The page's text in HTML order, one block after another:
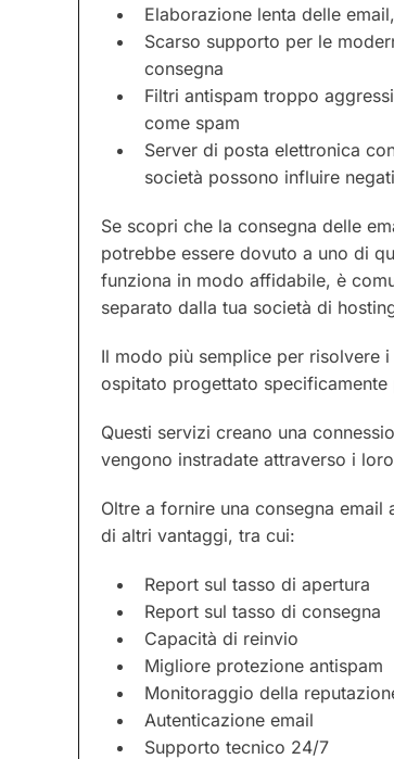
Elaborazione lenta delle
Scarso supporto per le
consegna
Filtri antispam troppo
come spam
Server di posta elettronica
società possono influire
Se scopri che la consegna delle
potrebbe essere dovuto a uno di
funziona in modo affidabile, è
separato dalla tua società di
Il modo più semplice per risolvere
ospitato progettato
Questi servizi creano una
vengono instradate attraverso i
Oltre a fornire una consegna
di altri vantaggi, tra cui:
Report sul tasso di apertura
Report sul tasso di consegna
Capacità di reinvio
Migliore protezione antispam
Monitoraggio della
Autenticazione email
Supporto tecnico 24/7